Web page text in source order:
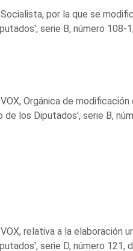
por la que se
serie B, número
Orgánica de
de los Diputados', serie B,
relativa a la elaboración
serie D, número